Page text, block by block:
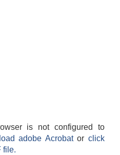
is not configured to
adobe Acrobatorclick
file.